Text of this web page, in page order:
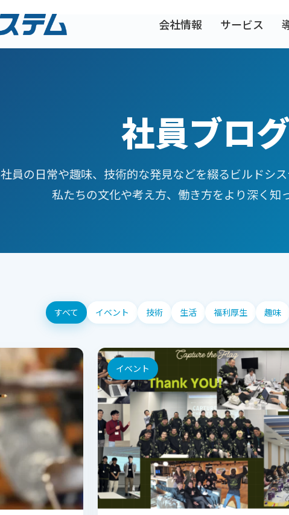
会社情報 サービス
社員ブロ
社員の日常や趣味、技術的な発見などを綴るビルドシス
私たちの文化や考え方、働き方をより深く知
すべて イベント 技術 生活 福利厚生 趣味
イベント